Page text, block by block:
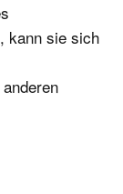
kann sie sich